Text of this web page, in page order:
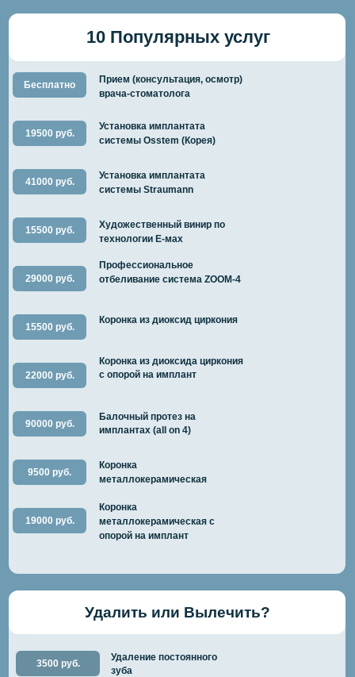
Прием (консультация, осмотр)
врача-стоматолога
Бесплатно
Установка имплантата
системы Osstem (Корея)
19500 руб.
Установка имплантата
системы Straumann
41000 руб.
Художественный винир по
технологии E-мах
15500 руб.
Профессиональное
отбеливание система ZOOM-4
29000 руб.
10 Популярных услуг
Коронка из диоксид циркония
15500 руб.
Коронка из диоксида циркония
с опорой на имплант
22000 руб.
Балочный протез на
имплантах (all on 4)
90000 руб.
Коронка
металлокерамическая
9500 руб.
Коронка
металлокерамическая с
опорой на имплант
19000 руб.
Удалить или Вылечить?
Удаление постоянного
зуба
3500 руб.